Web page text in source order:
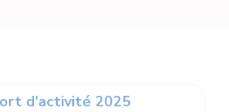
d'activité 2025